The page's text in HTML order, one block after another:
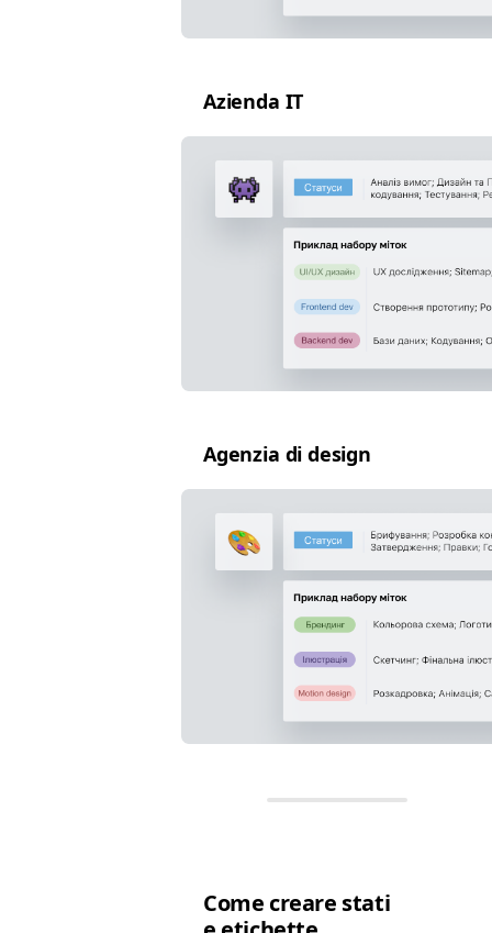
Azien­da IT
Agen­zia di design
Come creare sta­ti